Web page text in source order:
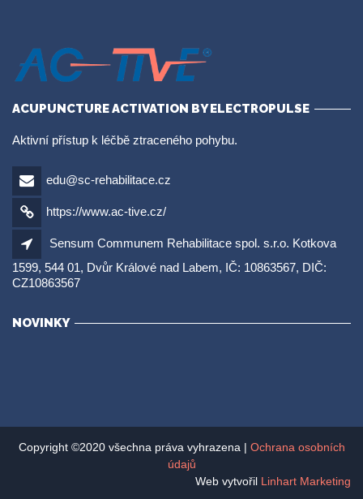
ACUPUNCTURE ACTIVATION BY ELECTROPULSE
Aktivní přístup k léčbě ztraceného pohybu.
edu@sc-rehabilitace.cz
https://www.ac-tive.cz/
Sensum Communem Rehabilitace spol. s.r.o. Kotkova
1599, 544 01, Dvůr Králové nad Labem, IČ: 10863567, DIČ:
CZ10863567
NOVINKY
Copyright ©2020 všechna práva vyhrazena | Ochrana osobních
údajů
Web vytvořil Linhart Marketing